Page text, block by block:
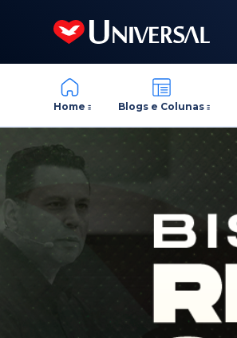
Home Blogs e Colunas